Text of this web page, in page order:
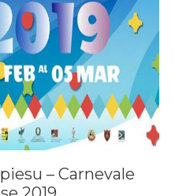
– Carnevale